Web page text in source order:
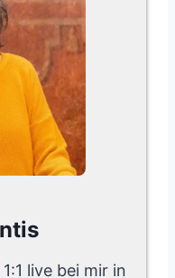
live bei mir in